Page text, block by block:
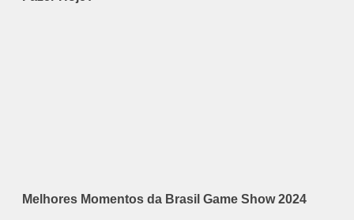
Melhores Momentos da Brasil Game Show 2024